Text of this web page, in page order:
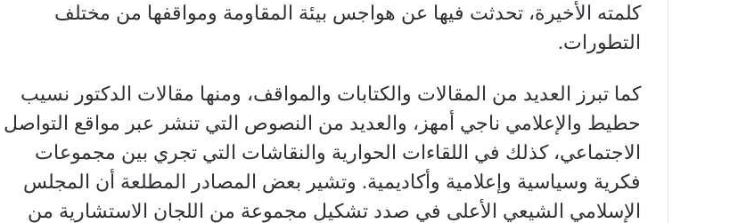
كلمته الأخيرة، تحدثت فيها عن هواجس بيئة المقاومة ومواقفها من مختلف
التطورات.
كما تبرز العديد من المقالات والكتابات والمواقف، ومنها مقالات الدكتور نسيب
حطيط والإعلامي ناجي أمهز، والعديد من النصوص التي تنشر عبر مواقع التواصل
الاجتماعي، كذلك في اللقاءات الحوارية والنقاشات التي تجري بين مجموعات
فكرية وسياسية وإعلامية وأكاديمية. وتشير بعض المصادر المطلعة أن المجلس
الإسلامي الشيعي الأعلى في صدد تشكيل مجموعة من اللجان الاستشارية من